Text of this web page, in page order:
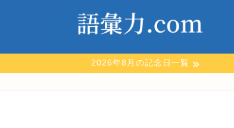
2026年8月の記念日一覧